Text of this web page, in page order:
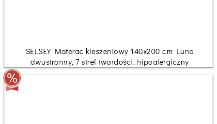
SELSEY Materac kieszeniowy 140x200 cm Luno
dwustronny, 7 stref twardości, hipoalergiczny